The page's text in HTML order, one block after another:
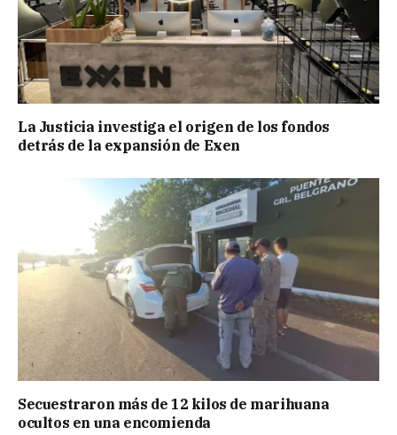
La Justicia investiga el origen de los fondos
detrás de la expansión de Exen
Secuestraron más de 12 kilos de marihuana
ocultos en una encomienda